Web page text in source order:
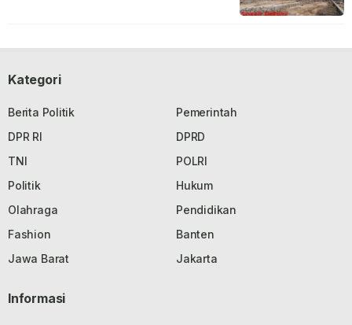
Kategori
Berita Politik
Pemerintah
DPR RI
DPRD
TNI
POLRI
Politik
Hukum
Olahraga
Pendidikan
Fashion
Banten
Jawa Barat
Jakarta
Informasi